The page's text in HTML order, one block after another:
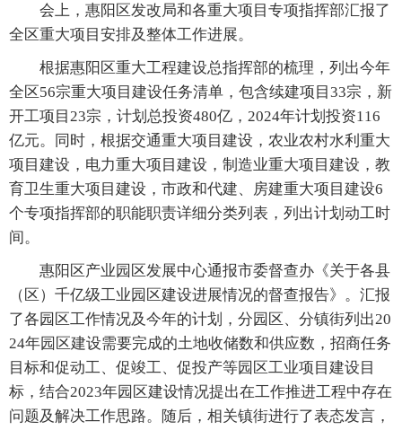
会上，惠阳区发改局和各重大项目专项指挥部汇报了
全区重大项目安排及整体工作进展。
根据惠阳区重大工程建设总指挥部的梳理，列出今年
全区56宗重大项目建设任务清单，包含续建项目33宗，新
开工项目23宗，计划总投资480亿，2024年计划投资116
亿元。同时，根据交通重大项目建设，农业农村水利重大
项目建设，电力重大项目建设，制造业重大项目建设，教
育卫生重大项目建设，市政和代建、房建重大项目建设6
个专项指挥部的职能职责详细分类列表，列出计划动工时
间。
惠阳区产业园区发展中心通报市委督查办《关于各县
（区）千亿级工业园区建设进展情况的督查报告》。汇报
了各园区工作情况及今年的计划，分园区、分镇街列出20
24年园区建设需要完成的土地收储数和供应数，招商任务
目标和促动工、促竣工、促投产等园区工业项目建设目
标，结合2023年园区建设情况提出在工作推进工程中存在
问题及解决工作思路。随后，相关镇街进行了表态发言，